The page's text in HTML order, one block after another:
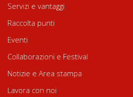
Servizi e vantaggi
Raccolta punti
Eventi
Collaborazioni e Festival
Notizie e Area stampa
Lavora con noi